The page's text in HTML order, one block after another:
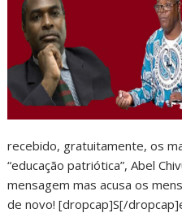
recebido, gratuitamente, os
“educação patriótica”, Abel
mensagem mas acusa os
de novo! [dropcap]S[/